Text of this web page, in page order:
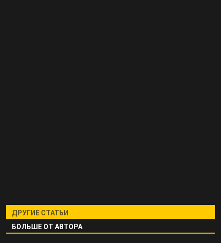
ДРУГИЕ СТАТЬИ
БОЛЬШЕ ОТ АВТОРА